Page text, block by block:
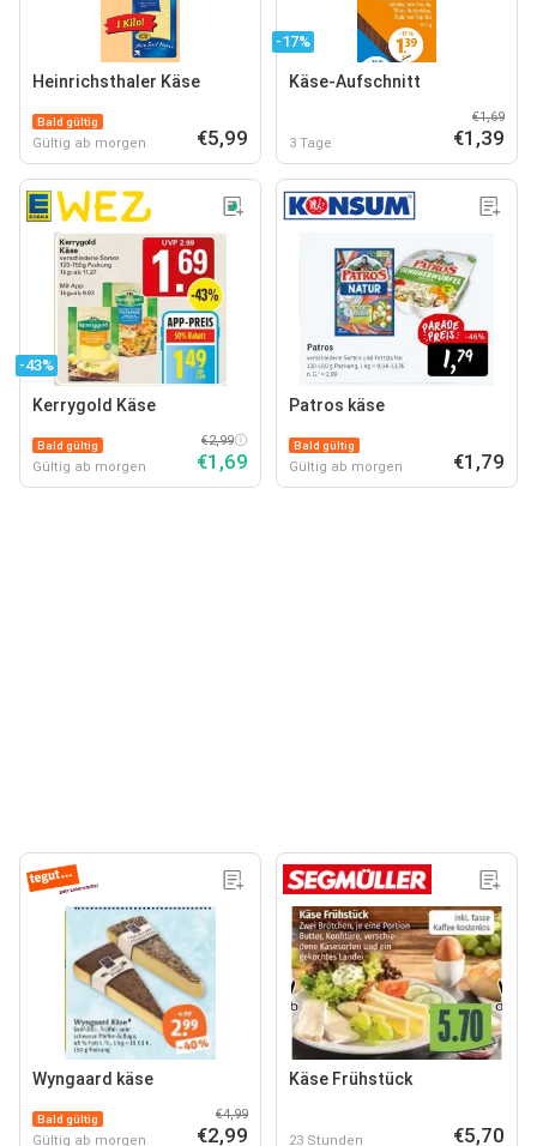
Heinrichsthaler Käse
Bald gültig
Gültig ab morgen €5,99
-17%
Käse-Aufschnitt
3 Tage
€1,69
€1,39
-43%
Kerrygold Käse
Bald gültig
Gültig ab morgen
€2,99
€1,69
Patros käse
Bald gültig
Gültig ab morgen €1,79
Wyngaard käse
Bald gültig
Gültig ab morgen
€4,99
€2,99
Käse Frühstück
23 Stunden €5,70